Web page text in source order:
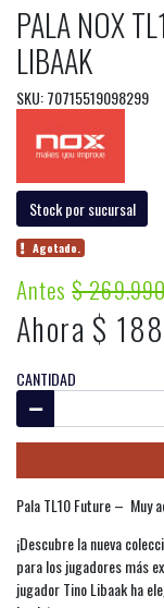
PALA NOX
LIBAAK
SKU: 70715519098299
Stock por sucursal
Agotado.
Antes$
Ahora $
CANTIDAD
Pala TL10 Future – Muy
¡Descubre la nueva
para los jugadores más
jugador Tino Libaak ha